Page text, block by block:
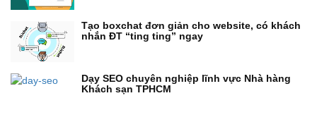
Tạo boxchat đơn giản cho website, có khách
nhắn ĐT “ting ting” ngay
Dạy SEO chuyên nghiệp lĩnh vực Nhà hàng
Khách sạn TPHCM